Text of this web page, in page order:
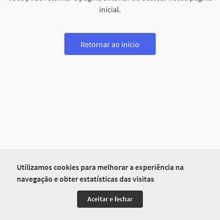
Utilizamos cookies para melhorar a experiência na
navegação e obter estatísticas das visitas
Aceitar e fechar
inicial.
Retornar ao início